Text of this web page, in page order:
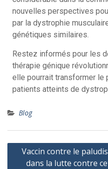
nouvelles perspectives
par la dystrophie
génétiques similaires.
Restez informés pour les
thérapie génique
elle pourrait transformer le
patients atteints de
Blog
Vaccin contre le
dans la lutte contre